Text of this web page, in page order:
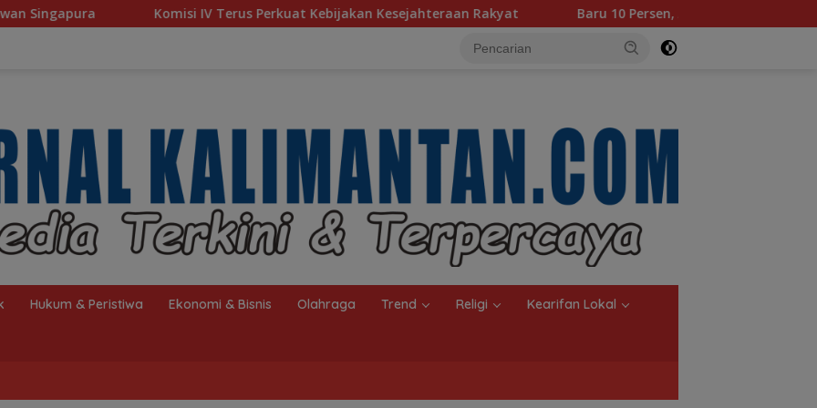
IV Terus Perkuat Kebijakan Kesejahteraan Rakyat Baru 10 Persen, Aktivasi IKD Banjarmasin Didorong Tuntas 90
Hukum & Peristiwa Ekonomi & Bisnis Olahraga Trend Religi Kearifan Lokal